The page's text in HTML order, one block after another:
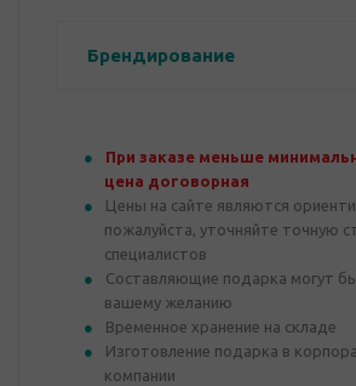
Брендирование
При заказе меньше
цена договорная
Цены на сайте являются
пожалуйста, уточняйте точную
специалистов
Составляющие подарка могут
вашему желанию
Временное хранение на складе
Изготовление подарка в
компании